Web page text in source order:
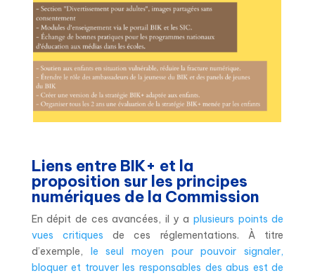
Liens entre BIK+ et la
proposition sur les principes
numériques de la Commission
En dépit de ces avancées, il y a plusieurs points de
vues critiques de ces réglementations. À titre
d’exemple, le seul moyen pour pouvoir signaler,
bloquer et trouver les responsables des abus est de